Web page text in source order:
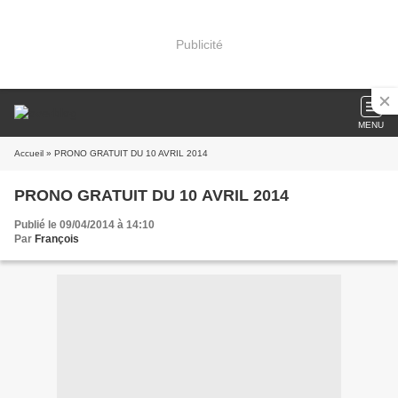
Publicité
MENU
Accueil » PRONO GRATUIT DU 10 AVRIL 2014
PRONO GRATUIT DU 10 AVRIL 2014
Publié le 09/04/2014 à 14:10
Par François